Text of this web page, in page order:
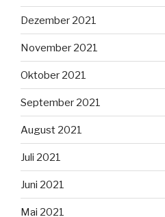
Dezember 2021
November 2021
Oktober 2021
September 2021
August 2021
Juli 2021
Juni 2021
Mai 2021